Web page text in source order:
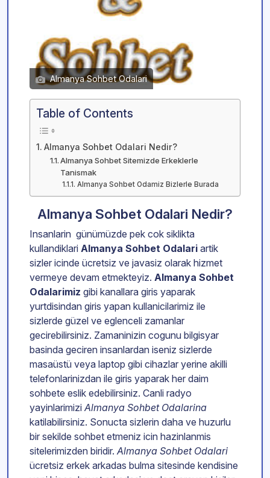
Almanya Sohbet Odalari
Table of Contents
Almanya Sohbet Odalari Nedir?
Almanya Sohbet Sitemizde Erkeklerle
Tanismak
Almanya Sohbet Odamiz Bizlerle Burada
Almanya Sohbet Odalari Nedir?
Insanlarin günümüzde pek cok siklikta
kullandiklari Almanya Sohbet Odalari artik
sizler icinde ücretsiz ve javasiz olarak hizmet
vermeye devam etmekteyiz. Almanya Sohbet
Odalarimiz gibi kanallara giris yaparak
yurtdisindan giris yapan kullanicilarimiz ile
sizlerde güzel ve eglenceli zamanlar
gecirebilirsiniz. Zamaninizin cogunu bilgisyar
basinda geciren insanlardan iseniz sizlerde
masaüstü veya laptop gibi cihazlar yerine akilli
telefonlarinizdan ile giris yaparak her daim
sohbete eslik edebilirsiniz. Canli radyo
yayinlarimizi Almanya Sohbet Odalarina
katilabilirsiniz. Sonucta sizlerin daha ve huzurlu
bir sekilde sohbet etmeniz icin hazinlanmis
sitelerimizden biridir. Almanya Sohbet Odalari
ücretsiz erkek arkadas bulma sitesinde kendisine